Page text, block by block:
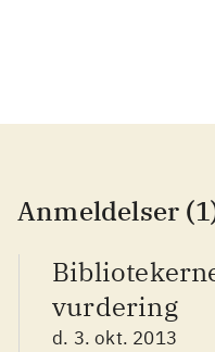
Anmeldelser
vurdering
d. 3. okt. 2013